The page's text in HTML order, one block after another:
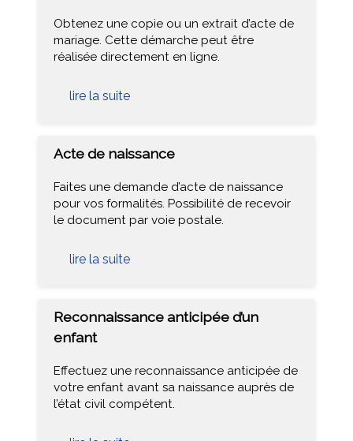
Obtenez une copie ou un extrait d’acte de
mariage. Cette démarche peut être
réalisée directement en ligne.
lire la suite
Acte de naissance
Faites une demande d’acte de naissance
pour vos formalités. Possibilité de recevoir
le document par voie postale.
lire la suite
Reconnaissance anticipée d’un
enfant
Effectuez une reconnaissance anticipée de
votre enfant avant sa naissance auprès de
l’état civil compétent.